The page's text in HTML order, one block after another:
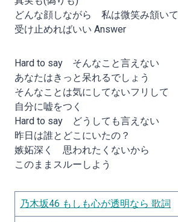
どんな顔しながら 私は微笑み頷いて
受け止めればいい Answer
Hard to say そんなこと言えない
あなたはきっと呆れるでしょう
そんなことは気にしてないフリして
自分に嘘をつく
Hard to say どうしても言えない
昨日は誰とどこにいたの？
嫉妬深く 思われたくないから
このままスルーしよう
乃木坂46 もしも心が透明なら 歌詞